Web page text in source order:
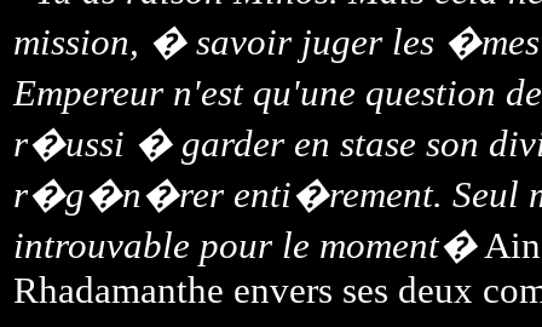
mission, � savoir juger les
Empereur n'est qu'une question
r�ussi � garder en stase son
r�g�n�rer enti�rement. Seul
introuvable pour le moment�
Rhadamanthe envers ses deux